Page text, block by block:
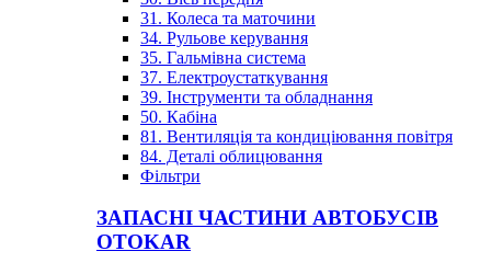
31. Колеса та маточини
34. Рульове керування
35. Гальмівна система
37. Електроустаткування
39. Інструменти та обладнання
50. Кабіна
81. Вентиляція та кондиціювання повітря
84. Деталі облицювання
Фільтри
ЗАПАСНІ ЧАСТИНИ АВТОБУСІВ
OTOKAR